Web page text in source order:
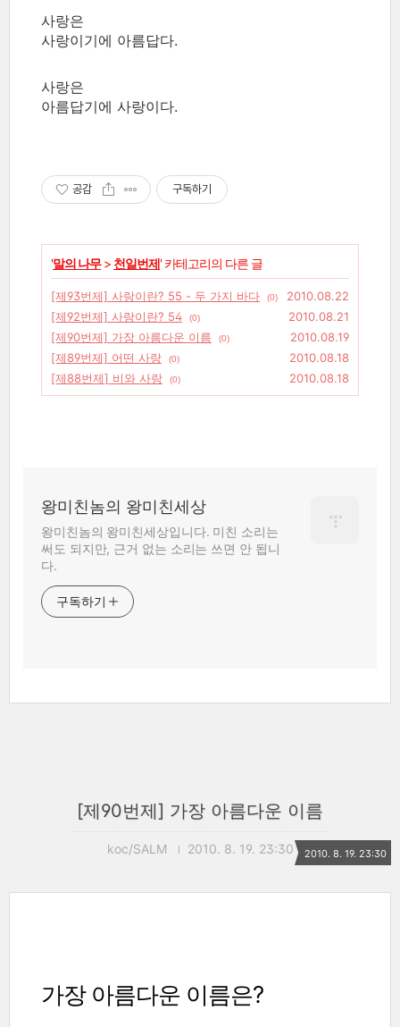
사랑은
사랑이기에 아름답다.
사랑은
아름답기에 사랑이다.
공감 구독하기
'말의 나무> 천일번제' 카테고리의 다른 글
[제93번제] 사랑이란? 55 - 두 가지 바다 (0)
2010.08.22
[제92번제] 사랑이란? 54
(0)
2010.08.21
[제90번제] 가장 아름다운 이름
(0)
2010.08.19
[제89번제] 어떤 사랑
(0)
2010.08.18
[제88번제] 비와 사랑
(0) 2010.08.18
왕미친놈의 왕미친세상
왕미친놈의 왕미친세상입니다. 미친 소리는
써도 되지만, 근거 없는 소리는 쓰면 안 됩니
다.
구독하기
[제90번제] 가장 아름다운 이름
koc/SALM 2010. 8. 19. 23:30 2010. 8. 19. 23:30
가장 아름다운 이름은?